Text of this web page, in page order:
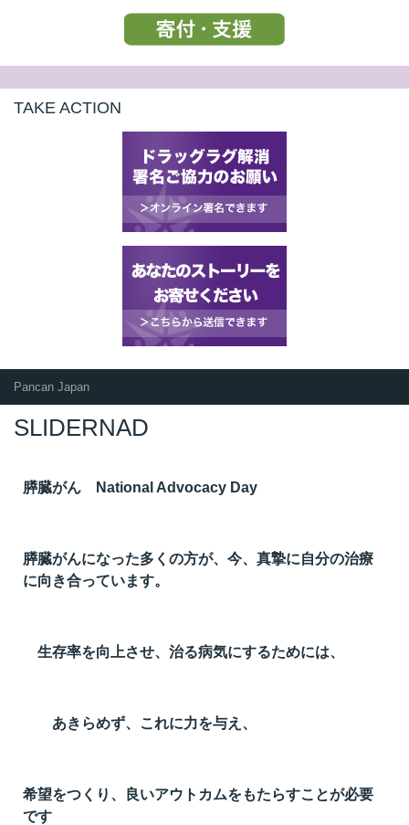
TAKE ACTION
Pancan Japan
SLIDERNAD
膵臓がん National Advocacy Day
膵臓がんになった多くの方が、今、真摯に自分の治療
に向き合っています。
生存率を向上させ、治る病気にするためには、
あきらめず、これに力を与え、
希望をつくり、良いアウトカムをもたらすことが必要
です